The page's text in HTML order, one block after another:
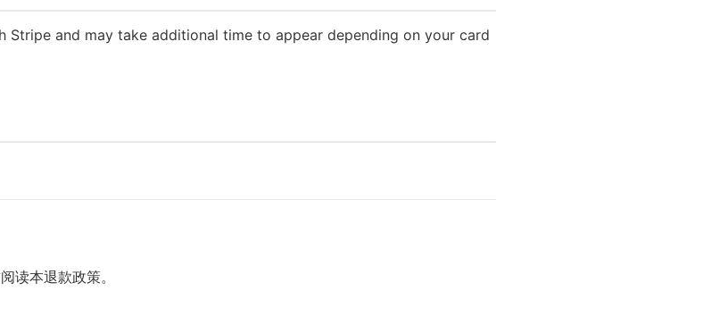
Stripe and may take additional time to appear depending on your card
读本退款政策。